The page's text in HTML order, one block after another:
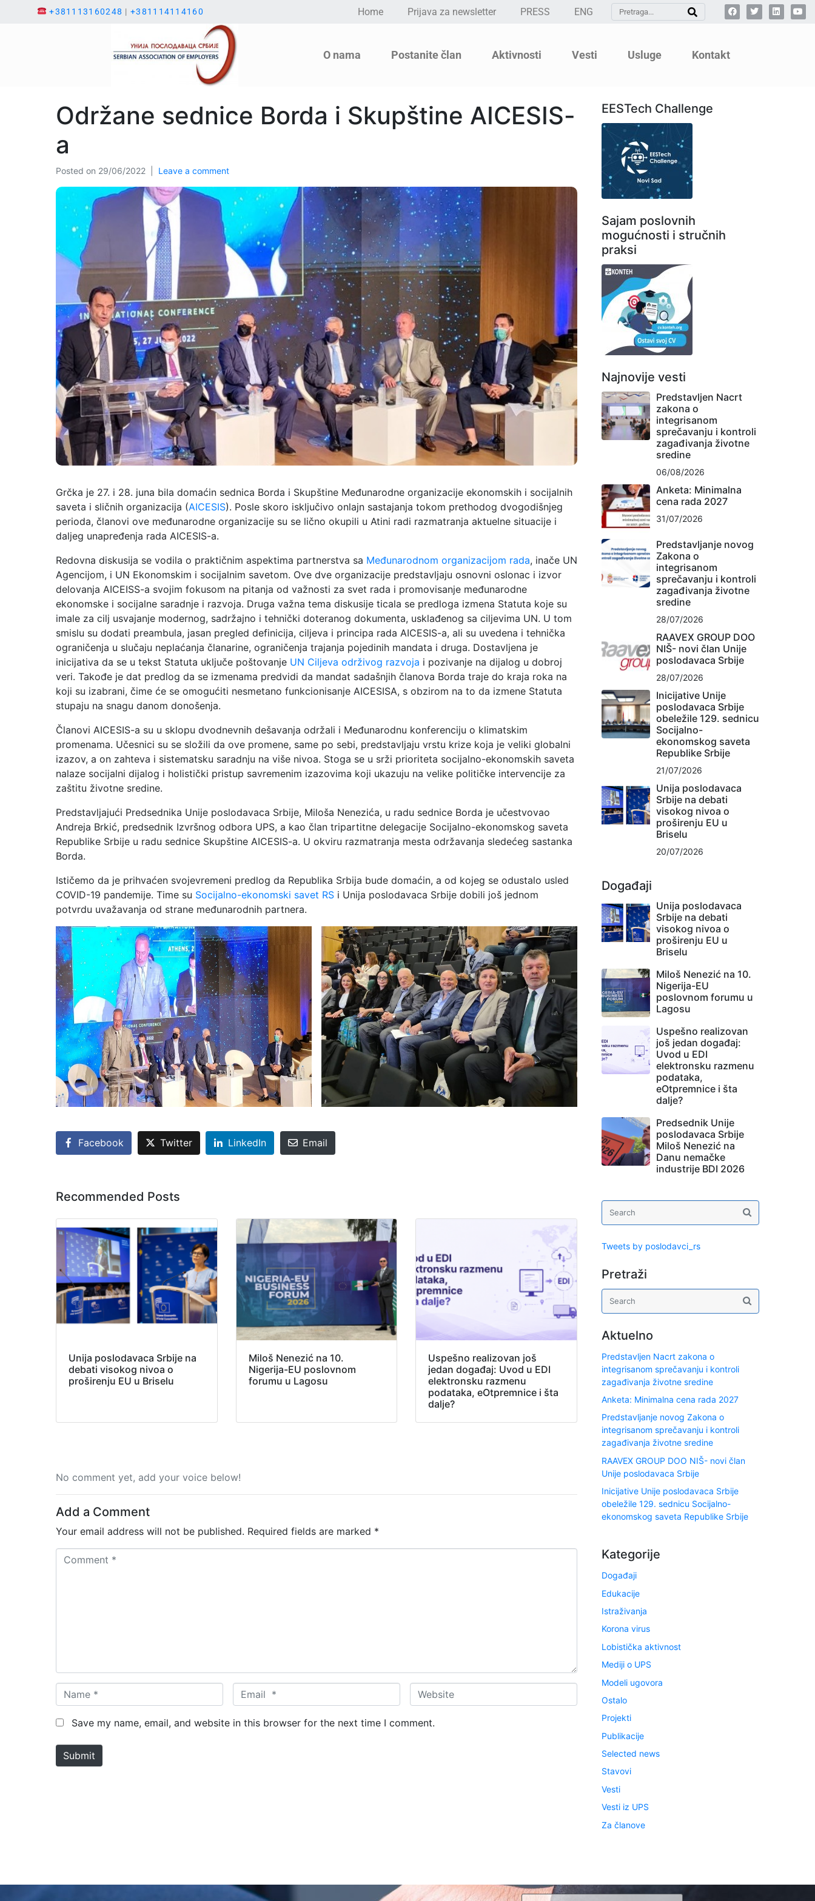
+381113160248 |+381114114160 Home Prijava za newsletter PRESS ENG
O nama Postanite član Aktivnosti Vesti Usluge Kontakt
Održane sednice Borda i Skupštine AICESIS-
a
Posted on 29/06/2022 Leave a comment
Grčka je 27. i 28. juna bila domaćin sednica Borda i Skupštine Međunarodne organizacije ekonomskih i socijalnih
saveta i sličnih organizacija (AICESIS). Posle skoro isključivo onlajn sastajanja tokom prethodog dvogodišnjeg
perioda, članovi ove međunarodne organizacije su se lično okupili u Atini radi razmatranja aktuelne situacije i
daljeg unapređenja rada AICESIS-a.
Redovna diskusija se vodila o praktičnim aspektima partnerstva sa Međunarodnom organizacijom rada, inače UN
Agencijom, i UN Ekonomskim i socijalnim savetom. Ove dve organizacije predstavljaju osnovni oslonac i izvor
delovanja AICEISS-a svojim fokusom na pitanja od važnosti za svet rada i promovisanje međunarodne
ekonomske i socijalne saradnje i razvoja. Druga važna tema diskusije ticala se predloga izmena Statuta koje su
imale za cilj usvajanje modernog, sadržajno i tehnički doteranog dokumenta, usklađenog sa ciljevima UN. U tom
smislu su dodati preambula, jasan pregled definicija, ciljeva i principa rada AICESIS-a, ali su uvedena i tehnička
ograničenja u slučaju neplaćanja članarine, ograničenja trajanja pojedinih mandata i druga. Dostavljena je
inicijativa da se u tekst Statuta uključe poštovanje UN Ciljeva održivog razvoja i pozivanje na dijalog u dobroj
veri. Takođe je dat predlog da se izmenama predvidi da mandat sadašnjih članova Borda traje do kraja roka na
koji su izabrani, čime će se omogućiti nesmetano funkcionisanje AICESISA, s obzirom na to da izmene Statuta
stupaju na snagu danom donošenja.
Članovi AICESIS-a su u sklopu dvodnevnih dešavanja održali i Međunarodnu konferenciju o klimatskim
promenama. Učesnici su se složili da ove promene, same po sebi, predstavljaju vrstu krize koja je veliki globalni
izazov, a on zahteva i sistematsku saradnju na više nivoa. Stoga se u srži prioriteta socijalno-ekonomskih saveta
nalaze socijalni dijalog i holistički pristup savremenim izazovima koji ukazuju na velike političke intervencije za
zaštitu životne sredine.
Predstavljajući Predsednika Unije poslodavaca Srbije, Miloša Nenezića, u radu sednice Borda je učestvovao
Andreja Brkić, predsednik Izvršnog odbora UPS, a kao član tripartitne delegacije Socijalno-ekonomskog saveta
Republike Srbije u radu sednice Skupštine AICESIS-a. U okviru razmatranja mesta održavanja sledećeg sastanka
Borda.
Ističemo da je prihvaćen svojevremeni predlog da Republika Srbija bude domaćin, a od kojeg se odustalo usled
COVID-19 pandemije. Time su Socijalno-ekonomski savet RS i Unija poslodavaca Srbije dobili još jednom
potvrdu uvažavanja od strane međunarodnih partnera.
Facebook Twitter LinkedIn Email
Recommended Posts
Unija poslodavaca Srbije na
debati visokog nivoa o
proširenju EU u Briselu
Miloš Nenezić na 10.
Nigerija-EU poslovnom
forumu u Lagosu
Uspešno realizovan još
jedan događaj: Uvod u EDI
elektronsku razmenu
podataka, eOtpremnice i šta
dalje?
No comment yet, add your voice below!
Add a Comment
Your email address will not be published. Required fields are marked *
a
m
*
m
a
W
e
b
Save my name, email, and website in this browser for the next time I comment.
Submit
EESTech Challenge
Sajam poslovnih
mogućnosti i stručnih
praksi
Najnovije vesti
Predstavljen Nacrt
zakona o
integrisanom
sprečavanju i kontroli
zagađivanja životne
sredine
06/08/2026
Anketa: Minimalna
cena rada 2027
31/07/2026
Predstavljanje novog
Zakona o
integrisanom
sprečavanju i kontroli
zagađivanja životne
sredine
28/07/2026
RAAVEX GROUP DOO
NIŠ- novi član Unije
poslodavaca Srbije
28/07/2026
Inicijative Unije
poslodavaca Srbije
obeležile 129. sednicu
Socijalno-
ekonomskog saveta
Republike Srbije
21/07/2026
Unija poslodavaca
Srbije na debati
visokog nivoa o
proširenju EU u
Briselu
20/07/2026
Događaji
Unija poslodavaca
Srbije na debati
visokog nivoa o
proširenju EU u
Briselu
Miloš Nenezić na 10.
Nigerija-EU
poslovnom forumu u
Lagosu
Uspešno realizovan
još jedan događaj:
Uvod u EDI
elektronsku razmenu
podataka,
eOtpremnice i šta
dalje?
Predsednik Unije
poslodavaca Srbije
Miloš Nenezić na
Danu nemačke
industrije BDI 2026
Tweets by poslodavci_rs
Pretraži
Aktuelno
Predstavljen Nacrt zakona o
integrisanom sprečavanju i kontroli
zagađivanja životne sredine
Anketa: Minimalna cena rada 2027
Predstavljanje novog Zakona o
integrisanom sprečavanju i kontroli
zagađivanja životne sredine
RAAVEX GROUP DOO NIŠ- novi član
Unije poslodavaca Srbije
Inicijative Unije poslodavaca Srbije
obeležile 129. sednicu Socijalno-
ekonomskog saveta Republike Srbije
Kategorije
Događaji
Edukacije
Istraživanja
Korona virus
Lobistička aktivnost
Mediji o UPS
Modeli ugovora
Ostalo
Projekti
Publikacije
Selected news
Stavovi
Vesti
Vesti iz UPS
Za članove